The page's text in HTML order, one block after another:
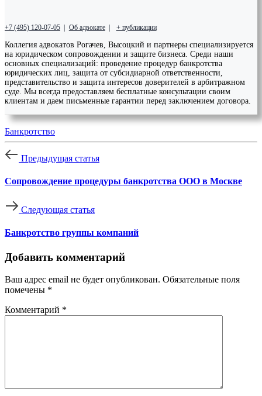
+7 (495) 120-07-05 | Об адвокате | + публикации
Коллегия адвокатов Рогачев, Высоцкий и партнеры специализируется
на юридическом сопровождении и защите бизнеса. Среди наши
основных специализаций: проведение процедур банкротства
юридических лиц, защита от субсидиарной ответственности,
представительство и защита интересов доверителей в арбитражном
суде. Мы всегда предоставляем бесплатные консультации своим
клиентам и даем письменные гарантии перед заключением договора.
Банкротство
Предыдущая статья
Сопровождение процедуры банкротства ООО в Москве
Следующая статья
Банкротство группы компаний
Добавить комментарий
Ваш адрес email не будет опубликован. Обязательные поля
помечены *
Комментарий *